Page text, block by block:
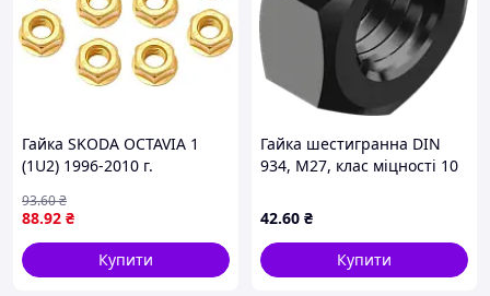
Гайка SKODA OCTAVIA 1
(1U2) 1996-2010 г.
88.92 ₴
93.60₴
Купити
Гайка шестигранна DIN
934, M27, клас міцності 10
42.60 ₴
Купити